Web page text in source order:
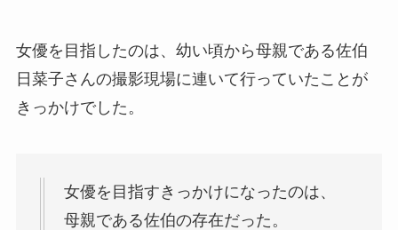
女優を目指したのは、幼い頃から母親である佐伯
日菜子さんの撮影現場に連いて行っていたことが
きっかけでした。
女優を目指すきっかけになったのは、
母親である佐伯の存在だった。